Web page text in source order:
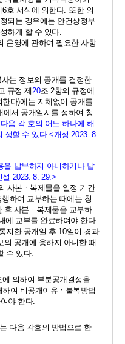
6호 서식에 의한다. 또한 의
되는 경우에는 안건상정부
하게 할 수 있다.
운영에 관하여 필요한 사항
사는 정보의 공개를 결정한
규정 제20조 2항의 규정에
한다)에는 지체없이 공개를
에서 공개일시를 정하여 청
다음 각 호의 어느 하나에 해
정할 수 있다.<개정 2023. 8.
을 납부하지 아니하거나 납
설 2023. 8. 29.>
사본ㆍ복제물을 일정 기간
하여 교부하는 때에는 청
후 사본ㆍ복제물을 교부하
에 교부를 완료하여야 한다
지한 공개일 후 10일이 경과
의 공개에 응하지 아니한 때
수 있다.
에 의하여 부분공개결정을
여 비공개이유ㆍ불복방법
야 한다.
다음 각호의 방법으로 한